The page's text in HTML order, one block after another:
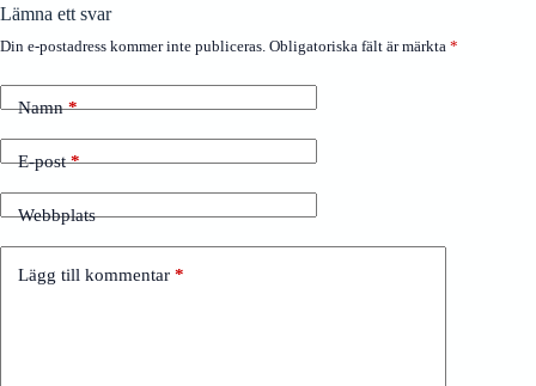
Lämna ett svar
Din e-postadress kommer inte publiceras. Obligatoriska fält är märkta *
Namn*
E-post*
Webbplats
Lägg till kommentar *